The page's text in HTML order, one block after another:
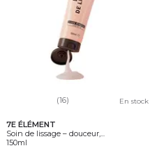
(16) En stock
7E ÉLÉMENT
Soin de lissage – douceur,...
150ml